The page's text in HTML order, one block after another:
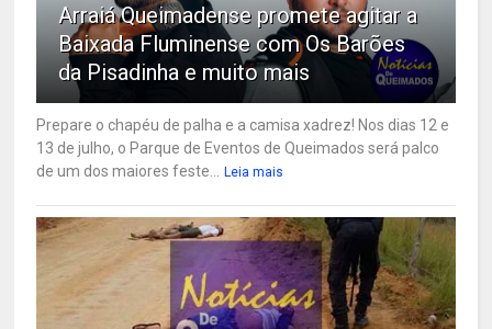
Arraiá Queimadense promete agitar a
Baixada Fluminense com Os Barões
da Pisadinha e muito mais
Prepare o chapéu de palha e a camisa xadrez! Nos dias 12 e
13 de julho, o Parque de Eventos de Queimados será palco
de um dos maiores feste...
Leia mais